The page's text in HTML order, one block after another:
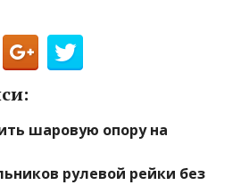
шаровую опору на
рулевой рейки без